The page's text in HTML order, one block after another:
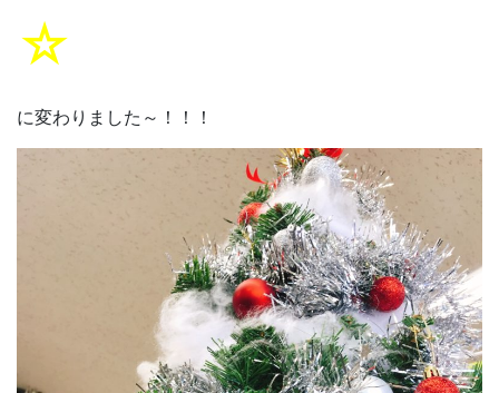
☆
に変わりました～！！！